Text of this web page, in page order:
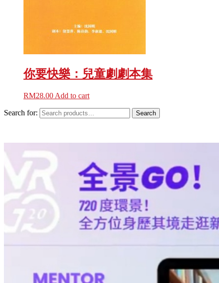
你要快樂：兒童劇劇本集
RM28.00 Add to cart
Search for: Search